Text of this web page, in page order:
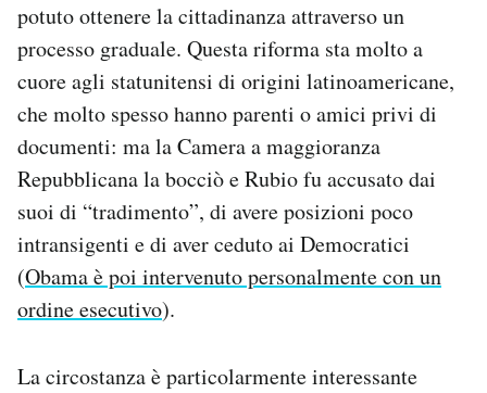
potuto ottenere la cittadinanza attraverso un
processo graduale. Questa riforma sta molto a
cuore agli statunitensi di origini latinoamericane,
che molto spesso hanno parenti o amici privi di
documenti: ma la Camera a maggioranza
Repubblicana la bocciò e Rubio fu accusato dai
suoi di “tradimento”, di avere posizioni poco
intransigenti e di aver ceduto ai Democratici
(Obama è poi intervenuto personalmente con un
ordine esecutivo).
La circostanza è particolarmente interessante